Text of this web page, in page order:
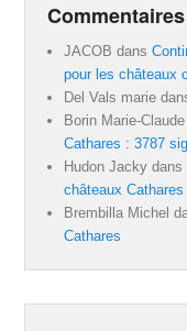
JACOB dans
pour les châteaux
Del Vals marie
Borin Marie-Claude
Cathares : 3787
Hudon Jacky dans
châteaux Cathares
Brembilla Michel
Cathares